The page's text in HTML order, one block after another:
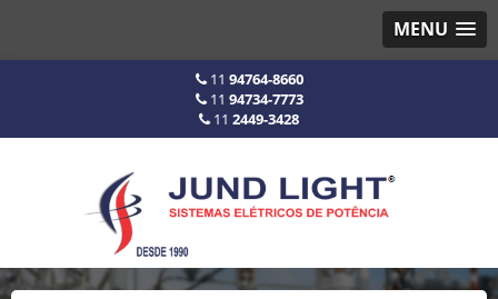
MENU
11 94764-8660
11 94734-7773
11 2449-3428